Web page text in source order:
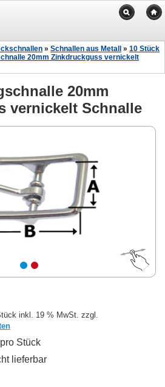
» Schnallen aus Metall » 10 Stück
20mm Zinkdruckguss vernickelt
20mm
vernickelt Schnalle
inkl. 19 % MwSt. zzgl.
Stück
lieferbar